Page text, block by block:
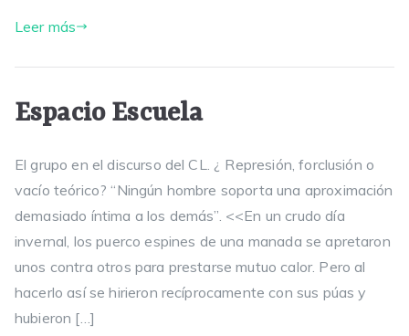
Leer más
Espacio Escuela
El grupo en el discurso del CL. ¿ Represión, forclusión o
vacío teórico? “Ningún hombre soporta una aproximación
demasiado íntima a los demás”. <<En un crudo día
invernal, los puerco espines de una manada se apretaron
unos contra otros para prestarse mutuo calor. Pero al
hacerlo así se hirieron recíprocamente con sus púas y
hubieron […]